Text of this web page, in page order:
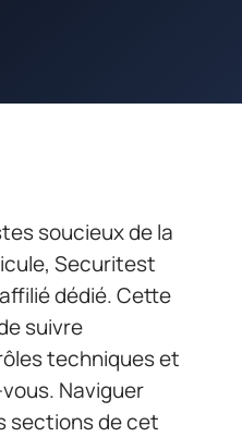
soucieux de la
Securitest
dédié. Cette
suivre
techniques et
Naviguer
sections de cet